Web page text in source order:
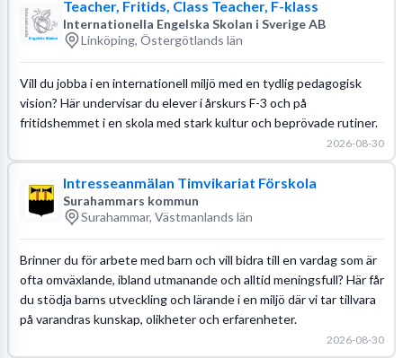
Teacher, Fritids, Class Teacher, F-klass
Internationella Engelska Skolan i Sverige AB
Linköping, Östergötlands län
Vill du jobba i en internationell miljö med en tydlig pedagogisk
vision? Här undervisar du elever i årskurs F-3 och på
fritidshemmet i en skola med stark kultur och beprövade rutiner.
2026-08-30
Intresseanmälan Timvikariat Förskola
Surahammars kommun
Surahammar, Västmanlands län
Brinner du för arbete med barn och vill bidra till en vardag som är
ofta omväxlande, ibland utmanande och alltid meningsfull? Här får
du stödja barns utveckling och lärande i en miljö där vi tar tillvara
på varandras kunskap, olikheter och erfarenheter.
2026-08-30